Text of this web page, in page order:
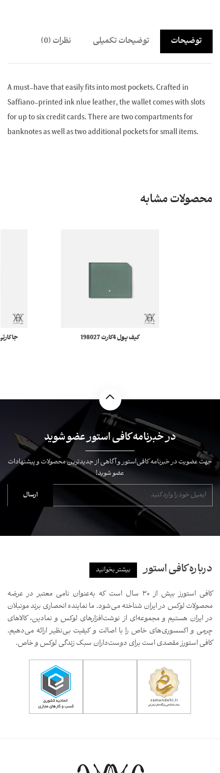
توضیحات توضیحات تکمیلی نظرات (0)
A must-have that easily fits into most pockets. Crafted in
Saffiano-printed ink nlue leather, the wallet comes with slots
for up to six credit cards. There are two compartments for
banknotes as well as two additional pockets for small items.
محصولات مشابه
کیف پول 4کارت 198027
در خبرنامه کافی استور عضو شوید
جهت عضویت در خبرنامه کافی‌استور و آگاهی از جدیدترین محصولات و پیشنهادات
عضو شوید!
درباره کافی استور بیشتر بخوانید
کافی استورز بیش از ۳۰ سال است که به‌عنوان نامی معتبر در عرضه
محصولات لوکس در ایران شناخته می‌شود. ما نماینده انحصاری برند مونبلان
در ایران هستیم و مجموعه‌ای از نوشت‌افزارهای لوکس و نمادین، کالاهای
چرمی و اکسسوری‌های خاص را با اصالت و کیفیت بی‌نظیر ارائه می‌دهیم.
کافی استورز مقصدی است برای دوست‌داران سبک زندگی لوکس و خاص.